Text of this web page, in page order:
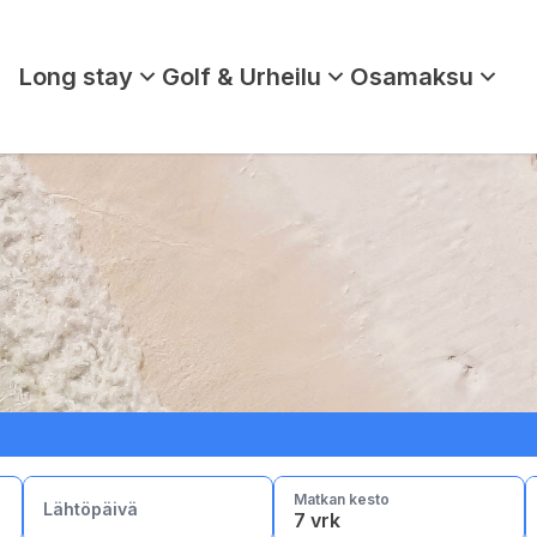
Long stay
Torremolinos
Marbella
Gran Canaria
Golf & Urheilu Osamaksu
Lähtöpäivä 7 vrk
Matkan kesto